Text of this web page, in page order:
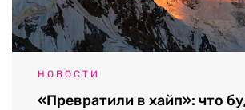
НОВОСТИ
«Превратили в хайп»: что